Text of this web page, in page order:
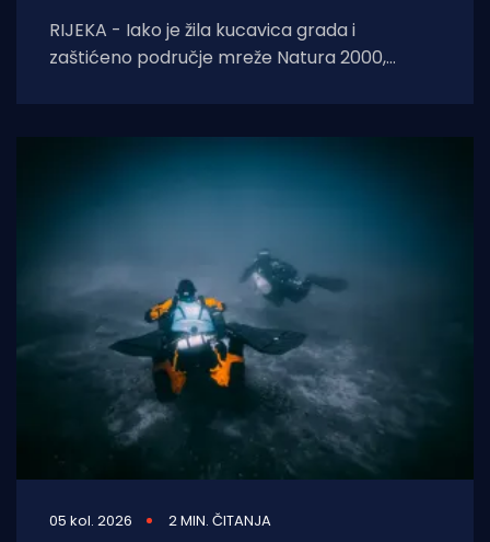
RIJEKA - Iako je žila kucavica grada i
zaštićeno područje mreže Natura 2000,
05 kol. 2026 2 MIN. ČITANJA